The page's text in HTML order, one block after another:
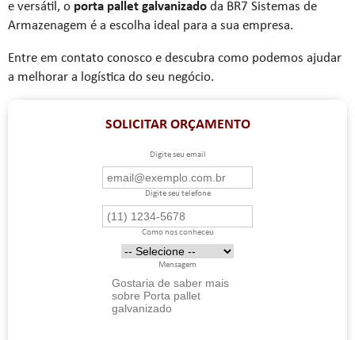
e versátil, o porta pallet galvanizado da BR7 Sistemas de
Armazenagem é a escolha ideal para a sua empresa.
Entre em contato conosco e descubra como podemos ajudar
a melhorar a logística do seu negócio.
SOLICITAR ORÇAMENTO
Digite seu email
Digite seu telefone
Como nos conheceu
Mensagem